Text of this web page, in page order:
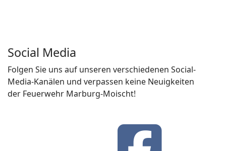
Social Media
Folgen Sie uns auf unseren verschiedenen Social-
Media-Kanälen und verpassen keine Neuigkeiten
der Feuerwehr Marburg-Moischt!